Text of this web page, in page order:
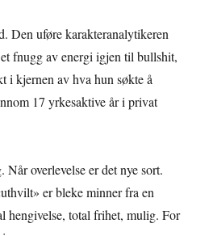
Den uføre karakteranalytikeren
fnugg av energi igjen til bullshit,
i kjernen av hva hun søkte å
17 yrkesaktive år i privat
overlevelse er det nye sort.
er bleke minner fra en
hengivelse, total frihet, mulig. For